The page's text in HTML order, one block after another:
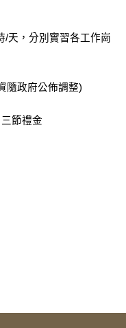
/天，分別實習各工作崗
隨政府公佈調整)
節禮金